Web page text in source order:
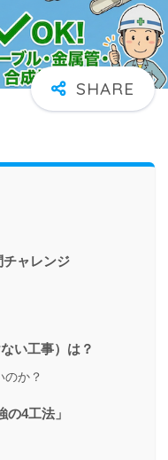
ャレンジ
い工事）は？
のか？
4工法」